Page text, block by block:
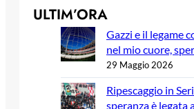
ULTIM’ORA
Gazzi e il legame
nel mio cuore,
29 Maggio 2026
Ripescaggio in
speranza è legata